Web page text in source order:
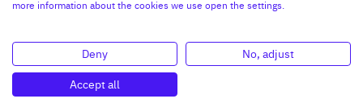
N°47264
more information about the cookies we use open the settings.
Deny
No, adjust
Accept all